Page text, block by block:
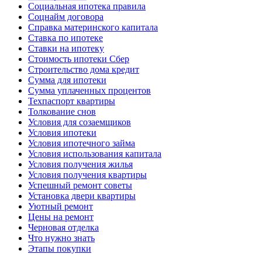
Социальная ипотека правила
Соцнайм договора
Справка материнского капитала
Ставка по ипотеке
Ставки на ипотеку
Стоимость ипотеки Сбер
Строительство дома кредит
Сумма для ипотеки
Сумма уплаченных процентов
Техпаспорт квартиры
Толкование снов
Условия для созаемщиков
Условия ипотеки
Условия ипотечного займа
Условия использования капитала
Условия получения жилья
Условия получения квартиры
Успешный ремонт советы
Установка двери квартиры
Уютный ремонт
Цены на ремонт
Черновая отделка
Что нужно знать
Этапы покупки